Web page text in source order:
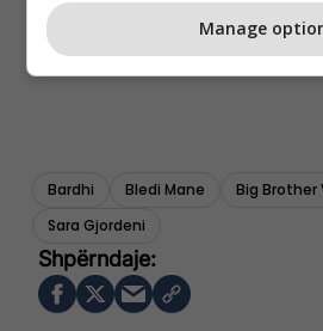
Bardhi Bledi Mane
Big Brother
Sara Gjordeni
Manage